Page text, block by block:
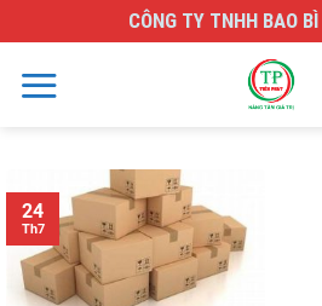
to
content
CÔNG TY TNHH BAO
24
Th7